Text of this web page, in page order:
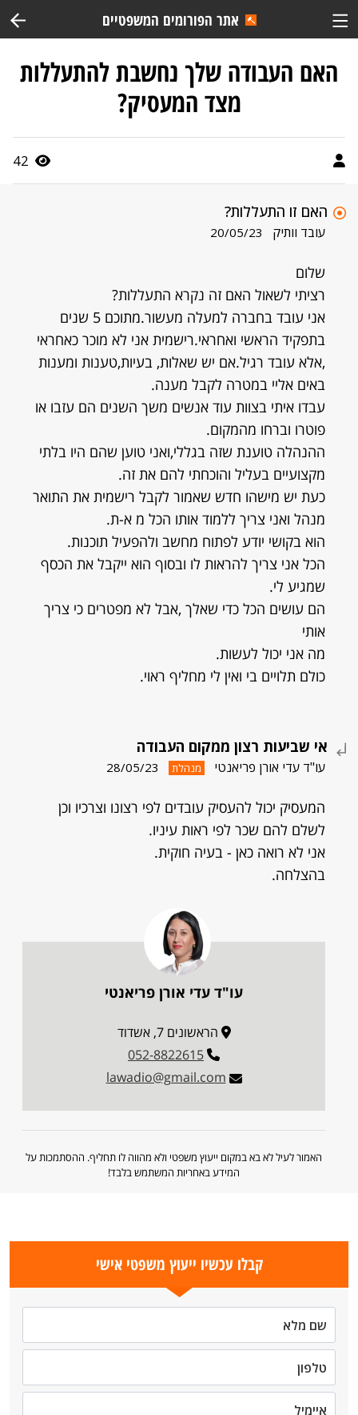
אתר הפורומים המשפטיים
האם העבודה שלך נחשבת להתעללות
מצד המעסיק?
42
האם זו התעללות?
עובד וותיק 20/05/23
שלום
רציתי לשאול האם זה נקרא התעללות?
אני עובד בחברה למעלה מעשור.מתוכם 5 שנים
בתפקיד הראשי ואחראי.רישמית אני לא מוכר כאחראי
,אלא עובד רגיל.אם יש שאלות, בעיות,טענות ומענות
באים אליי במטרה לקבל מענה.
עבדו איתי בצוות עוד אנשים משך השנים הם עזבו או
פוטרו וברחו מהמקום.
ההנהלה טוענת שזה בגללי,ואני טוען שהם היו בלתי
מקצועיים בעליל והוכחתי להם את זה.
כעת יש מישהו חדש שאמור לקבל רישמית את התואר
מנהל ואני צריך ללמוד אותו הכל מ א-ת.
הוא בקושי יודע לפתוח מחשב ולהפעיל תוכנות.
הכל אני צריך להראות לו ובסוף הוא ייקבל את הכסף
שמגיע לי.
הם עושים הכל כדי שאלך ,אבל לא מפטרים כי צריך
אותי
מה אני יכול לעשות.
כולם תלויים בי ואין לי מחליף ראוי.
אי שביעות רצון ממקום העבודה
עו"ד עדי אורן פריאנטי מנהלת 28/05/23
המעסיק יכול להעסיק עובדים לפי רצונו וצרכיו וכן
לשלם להם שכר לפי ראות עיניו.
אני לא רואה כאן - בעיה חוקית.
בהצלחה.
עו"ד עדי אורן פריאנטי
הראשונים 7, אשדוד
052-8822615
lawadio@gmail.com
האמור לעיל לא בא במקום ייעוץ משפטי ולא מהווה לו תחליף. ההסתמכות על
המידע באחריות המשתמש בלבד!
קבלו עכשיו ייעוץ משפטי אישי